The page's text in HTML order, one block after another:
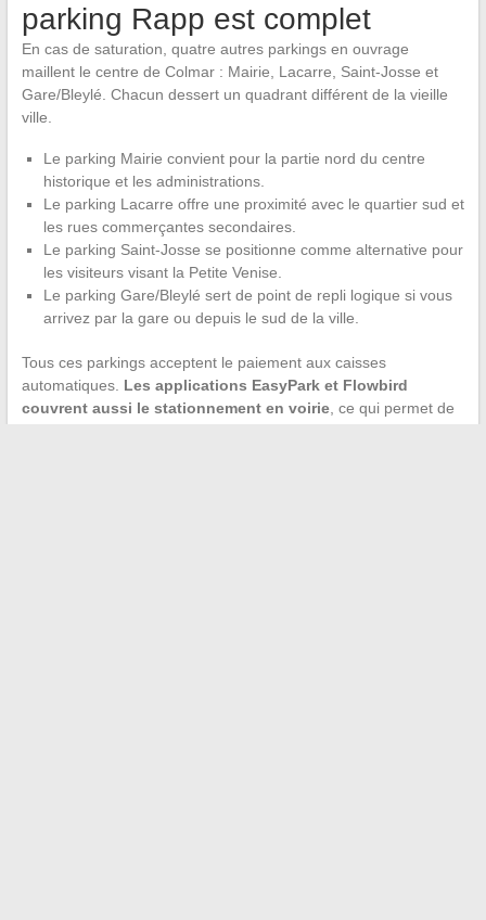
parking Rapp est complet
En cas de saturation, quatre autres parkings en ouvrage
maillent le centre de Colmar : Mairie, Lacarre, Saint-Josse et
Gare/Bleylé. Chacun dessert un quadrant différent de la vieille
ville.
Le parking Mairie convient pour la partie nord du centre
historique et les administrations.
Le parking Lacarre offre une proximité avec le quartier sud et
les rues commerçantes secondaires.
Le parking Saint-Josse se positionne comme alternative pour
les visiteurs visant la Petite Venise.
Le parking Gare/Bleylé sert de point de repli logique si vous
arrivez par la gare ou depuis le sud de la ville.
Tous ces parkings acceptent le paiement aux caisses
automatiques. Les applications EasyPark et Flowbird
couvrent aussi le stationnement en voirie, ce qui permet de